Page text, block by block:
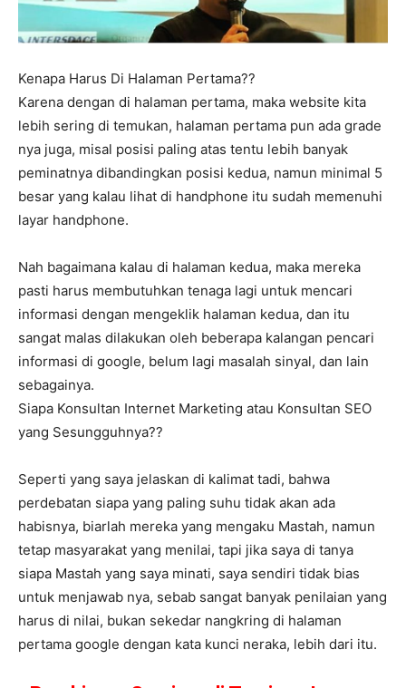
Kenapa Harus Di Halaman Pertama??
Karena dengan di halaman pertama, maka website kita
lebih sering di temukan, halaman pertama pun ada grade
nya juga, misal posisi paling atas tentu lebih banyak
peminatnya dibandingkan posisi kedua, namun minimal 5
besar yang kalau lihat di handphone itu sudah memenuhi
layar handphone.
Nah bagaimana kalau di halaman kedua, maka mereka
pasti harus membutuhkan tenaga lagi untuk mencari
informasi dengan mengeklik halaman kedua, dan itu
sangat malas dilakukan oleh beberapa kalangan pencari
informasi di google, belum lagi masalah sinyal, dan lain
sebagainya.
Siapa Konsultan Internet Marketing atau Konsultan SEO
yang Sesungguhnya??
Seperti yang saya jelaskan di kalimat tadi, bahwa
perdebatan siapa yang paling suhu tidak akan ada
habisnya, biarlah mereka yang mengaku Mastah, namun
tetap masyarakat yang menilai, tapi jika saya di tanya
siapa Mastah yang saya minati, saya sendiri tidak bias
untuk menjawab nya, sebab sangat banyak penilaian yang
harus di nilai, bukan sekedar nangkring di halaman
pertama google dengan kata kunci neraka, lebih dari itu.